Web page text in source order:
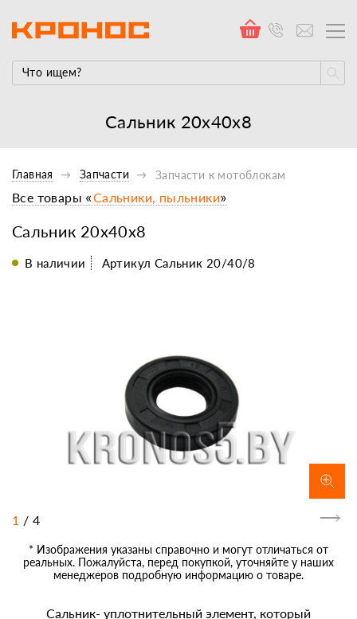
Сальник 20х40х8
Главная Запчасти Запчасти к мотоблокам
Сальник 20х40х8
Все товары «Сальники, пыльники»
В наличии Артикул Сальник 20/40/8
1 / 4
* Изображения указаны справочно и могут отличаться от
реальных. Пожалуйста, перед покупкой, уточняйте у наших
менеджеров подробную информацию о товаре.
Сальник- уплотнительный элемент, который